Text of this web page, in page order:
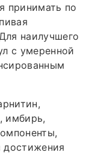
принимать по
наилучшего
с умеренной
имбирь,
достижения